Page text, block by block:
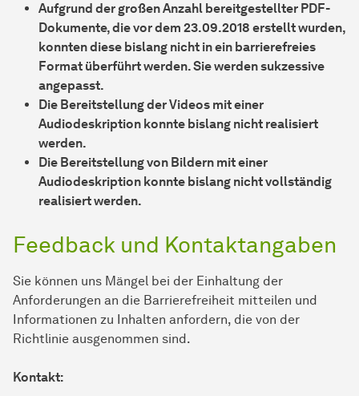
Aufgrund der großen Anzahl bereitgestellter PDF-
Dokumente, die vor dem 23.09.2018 erstellt wurden,
konnten diese bislang nicht in ein barrierefreies
Format überführt werden. Sie werden sukzessive
angepasst.
Die Bereitstellung der Videos mit einer
Audiodeskription konnte bislang nicht realisiert
wer­den.
Die Bereitstellung von Bildern mit einer
Audiodeskription konnte bislang nicht vollständig
realisiert wer­den.
Feedback und Kontaktangaben
Sie können uns Mängel bei der Einhaltung der
Anforderungen an die Barrierefreiheit mitteilen und
Informationen zu Inhalten anfordern, die von der
Richtlinie ausgenommen sind.
Kontakt: